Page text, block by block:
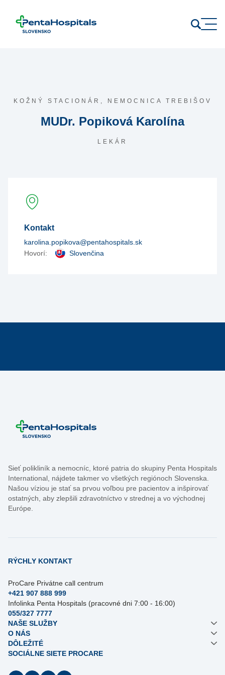
KOŽNÝ STACIONÁR, NEMOCNICA TREBIŠOV
MUDr. Popiková Karolína
LEKÁR
Kontakt
karolina.popikova@pentahospitals.sk
Hovorí:
Slovenčina
Sieť polikliník a nemocníc, ktoré patria do skupiny Penta Hospitals
International, nájdete takmer vo všetkých regiónoch Slovenska.
Našou víziou je stať sa prvou voľbou pre pacientov a inšpirovať
ostatných, aby zlepšili zdravotníctvo v strednej a vo východnej
Európe.
RÝCHLY KONTAKT
ProCare Privátne call centrum
+421 907 888 999
Infolinka Penta Hospitals (pracovné dni 7:00 - 16:00)
055/327 7777
NAŠE SLUŽBY
O NÁS
DÔLEŽITÉ
SOCIÁLNE SIETE PROCARE